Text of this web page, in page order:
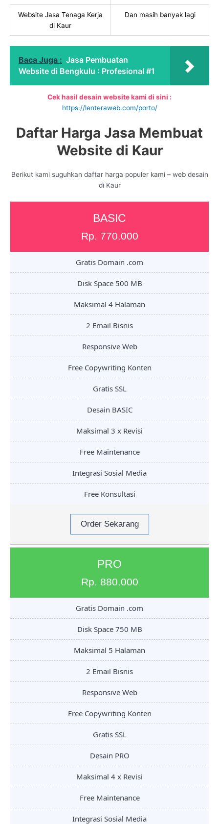
Website Jasa Tenaga Kerja
di Kaur
Dan masih banyak lagi
Baca Juga : Jasa Pembuatan
Website di Bengkulu : Profesional #1
Cek hasil desain website kami di sini :
https://lenteraweb.com/porto/
Daftar Harga Jasa Membuat
Website di Kaur
Berikut kami suguhkan daftar harga populer kami – web desain
di Kaur
BASIC
Rp. 770.000
Gratis Domain .com
Disk Space 500 MB
Maksimal 4 Halaman
2 Email Bisnis
Responsive Web
Free Copywriting Konten
Gratis SSL
Desain BASIC
Maksimal 3 x Revisi
Free Maintenance
Integrasi Sosial Media
Free Konsultasi
Order Sekarang
PRO
Rp. 880.000
Gratis Domain .com
Disk Space 750 MB
Maksimal 5 Halaman
2 Email Bisnis
Responsive Web
Free Copywriting Konten
Gratis SSL
Desain PRO
Maksimal 4 x Revisi
Free Maintenance
Integrasi Sosial Media